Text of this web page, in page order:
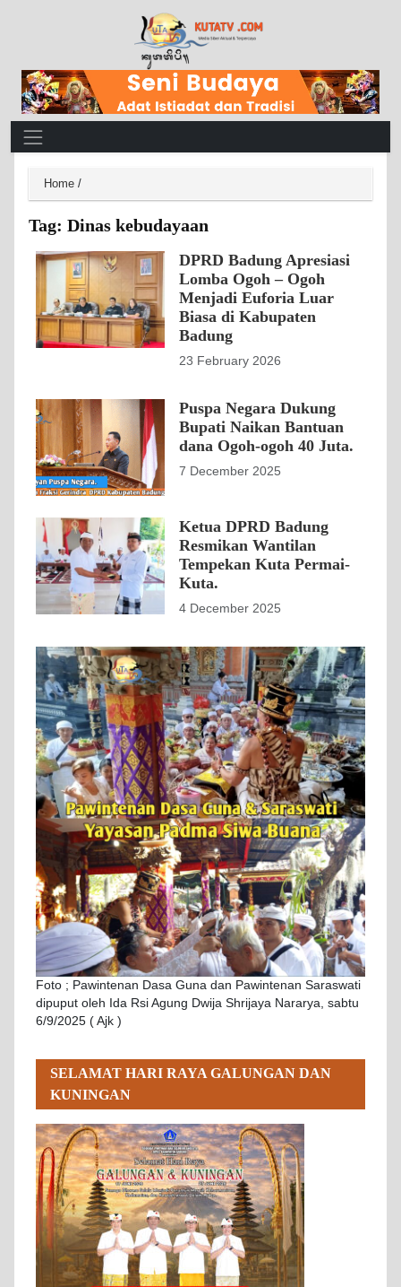
Main Navigation
Home /
Tag: Dinas kebudayaan
DPRD Badung Apresiasi
Lomba Ogoh – Ogoh
Menjadi Euforia Luar
Biasa di Kabupaten
Badung
23 February 2026
Puspa Negara Dukung
Bupati Naikan Bantuan
dana Ogoh-ogoh 40 Juta.
7 December 2025
Ketua DPRD Badung
Resmikan Wantilan
Tempekan Kuta Permai-
Kuta.
4 December 2025
Foto ; Pawintenan Dasa Guna dan Pawintenan Saraswati
dipuput oleh Ida Rsi Agung Dwija Shrijaya Nararya, sabtu
6/9/2025 ( Ajk )
SELAMAT HARI RAYA GALUNGAN DAN
KUNINGAN